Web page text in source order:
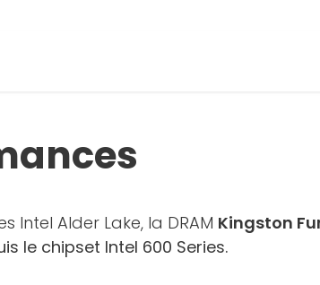
Alder Lake, la DRAM Kingston
le chipset Intel 600 Series.